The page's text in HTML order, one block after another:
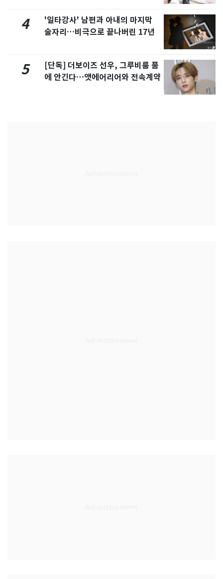
4
'일타강사' 남편과 아내의 마지막
술자리…비극으로 끝나버린 17년
5
[단독] 더보이즈 선우, 그루비룸 품
에 안긴다…앳에어리어와 전속계약